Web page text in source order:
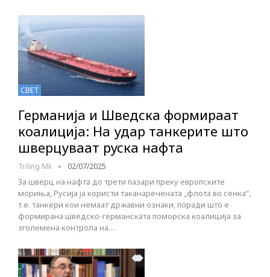
СВЕТ
Германија и Шведска формираат
коалиција: На удар танкерите што
шверцуваат руска нафта
Triling Mk 02/07/2025
За шверц на нафта до трети пазари преку европските
мориња, Русија ја користи таканаречената „флота во сенка“,
т.е. танкери кои немаат државни ознаки, поради што е
формирана шведско-германската поморска коалиција за
зголемена контрола на…